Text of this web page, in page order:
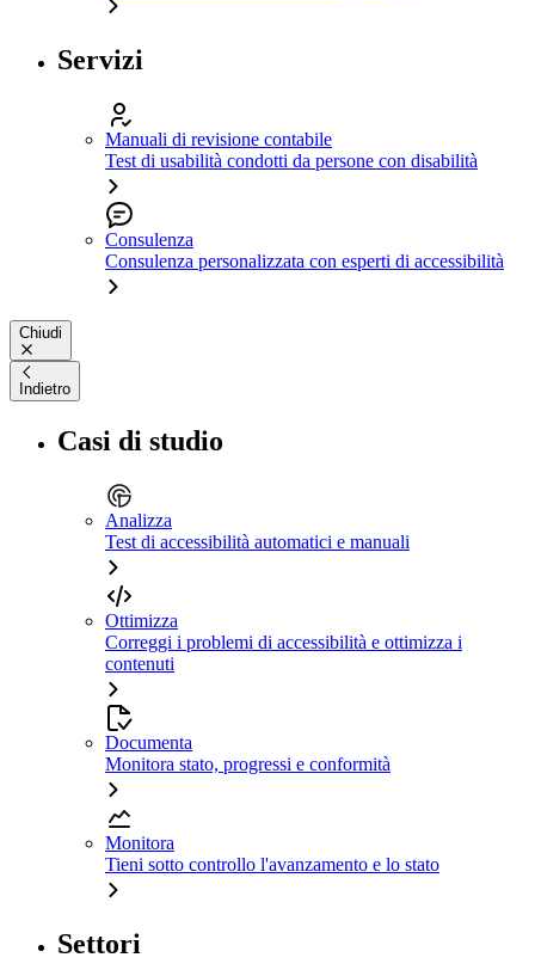
Servizi
Manuali di revisione contabile
Test di usabilità condotti da persone con disabilità
Consulenza
Consulenza personalizzata con esperti di accessibilità
Chiudi
Indietro
Casi di studio
Analizza
Test di accessibilità automatici e manuali
Ottimizza
Correggi i problemi di accessibilità e ottimizza i
contenuti
Documenta
Monitora stato, progressi e conformità
Monitora
Tieni sotto controllo l'avanzamento e lo stato
Settori